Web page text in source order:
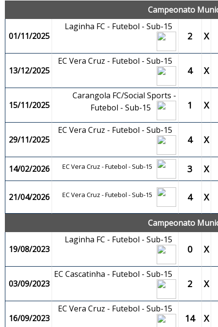
Campeonato
01/11/2025
Laginha FC - Futebol - Sub-15
2 X
13/12/2025
EC Vera Cruz - Futebol - Sub-15
4 X
15/11/2025
Carangola FC/Social Sports -
Futebol - Sub-15
1 X
29/11/2025
EC Vera Cruz - Futebol - Sub-15
4 X
14/02/2026 EC Vera Cruz - Futebol - Sub-15 3 X
21/04/2026 EC Vera Cruz - Futebol - Sub-15 4 X
Campeonato
19/08/2023
Laginha FC - Futebol - Sub-15
0 X
03/09/2023
EC Cascatinha - Futebol - Sub-15
2 X
16/09/2023
EC Vera Cruz - Futebol - Sub-15
14 X